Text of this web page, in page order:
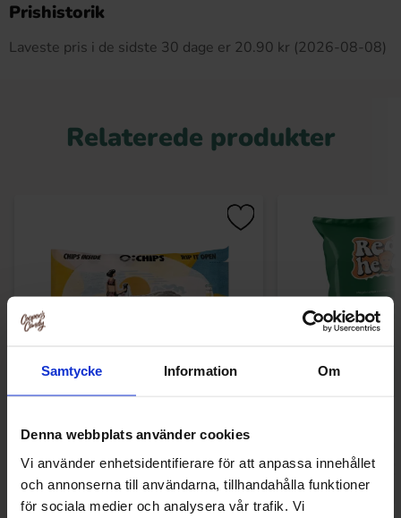
Samtycke Information Om
Denna webbplats använder cookies
Vi använder enhetsidentifierare för att anpassa innehållet
och annonserna till användarna, tillhandahålla funktioner
för sociala medier och analysera vår trafik. Vi
Prishistorik
Laveste pris i de sidste 30 dage er 20.90 kr (2026-08-08)
Relaterede produkter
Ö-Chips Pilsner - Karameliserad Lök
20.90 kr
Køb